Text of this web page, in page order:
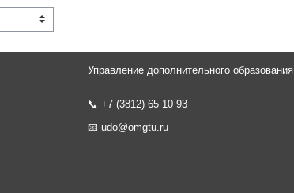
Управление дополнительного образования
📞 +7 (3812) 65 10 93
📧 udo@omgtu.ru